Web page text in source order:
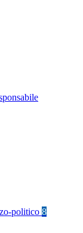
politico 8